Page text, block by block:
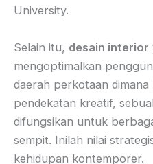
University.
Selain itu, desain interior
mengoptimalkan
daerah perkotaan
pendekatan kreatif,
difungsikan untuk
sempit. Inilah nilai
kehidupan kontemporer.